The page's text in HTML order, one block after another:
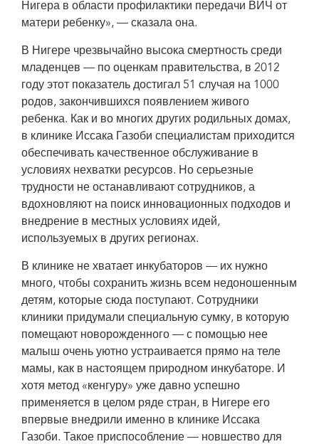
Нигера в области профилактики передачи ВИЧ от
матери ребенку», — сказала она.
В Нигере чрезвычайно высока смертность среди
младенцев — по оценкам правительства, в 2012
году этот показатель достигал 51 случая на 1000
родов, закончившихся появлением живого
ребенка. Как и во многих других родильных домах,
в клинике Иссака Газоби специалистам приходится
обеспечивать качественное обслуживание в
условиях нехватки ресурсов. Но серьезные
трудности не останавливают сотрудников, а
вдохновляют на поиск инновационных подходов и
внедрение в местных условиях идей,
используемых в других регионах.
В клинике не хватает инкубаторов — их нужно
много, чтобы сохранить жизнь всем недоношенным
детям, которые сюда поступают. Сотрудники
клиники придумали специальную сумку, в которую
помещают новорожденного — с помощью нее
малыш очень уютно устраивается прямо на теле
мамы, как в настоящем природном инкубаторе. И
хотя метод «кенгуру» уже давно успешно
применяется в целом ряде стран, в Нигере его
впервые внедрили именно в клинике Иссака
Газоби. Такое приспособление — новшество для